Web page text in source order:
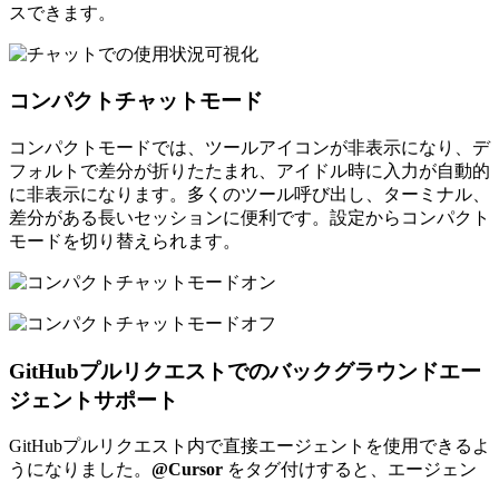
スできます。
コンパクトチャットモード
コンパクトモードでは、ツールアイコンが非表示になり、デ
フォルトで差分が折りたたまれ、アイドル時に入力が自動的
に非表示になります。多くのツール呼び出し、ターミナル、
差分がある長いセッションに便利です。設定からコンパクト
モードを切り替えられます。
GitHubプルリクエストでのバックグラウンドエー
ジェントサポート
GitHubプルリクエスト内で直接エージェントを使用できるよ
うになりました。 @Cursor をタグ付けすると、エージェン